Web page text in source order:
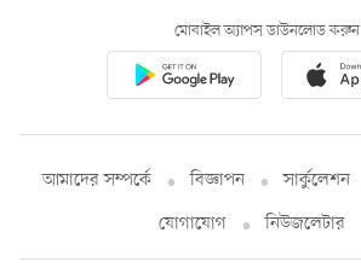
মোবাইল অ্যাপস ডাউনলোড করুন
আমাদের সম্পর্কে বিজ্ঞাপন সার্কুলেশন
যোগাযোগ
নিউজলেটার